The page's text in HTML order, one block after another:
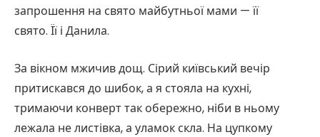
запрошення на свято майбутньої мами — її
свято. Її і Данила.
За вікном мжичив дощ. Сірий київський вечір
притискався до шибок, а я стояла на кухні,
тримаючи конверт так обережно, ніби в ньому
лежала не листівка, а уламок скла. На цупкому